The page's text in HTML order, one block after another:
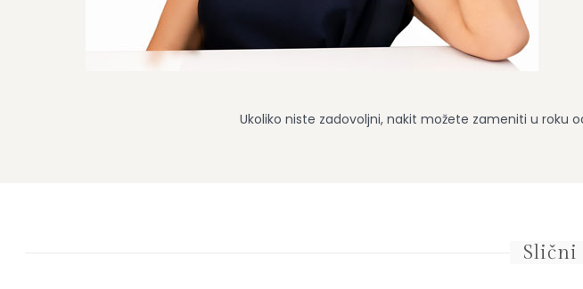
Ukoliko niste zadovoljni, nakit možete zameniti u roku
Slični